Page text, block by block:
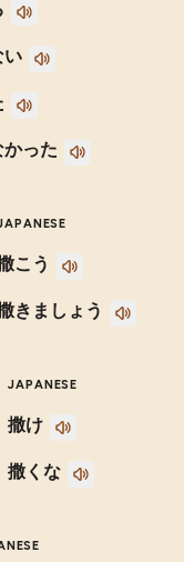
い
かった
こう
きましょう
JAPANESE
撒け
撒くな